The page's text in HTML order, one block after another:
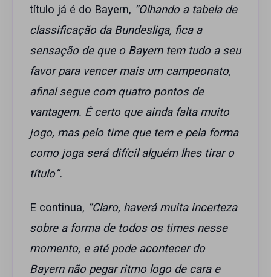
título já é do Bayern, “Olhando a tabela de
classificação da Bundesliga, fica a
sensação de que o Bayern tem tudo a seu
favor para vencer mais um campeonato,
afinal segue com quatro pontos de
vantagem. É certo que ainda falta muito
jogo, mas pelo time que tem e pela forma
como joga será difícil alguém lhes tirar o
título”.
E continua, “Claro, haverá muita incerteza
sobre a forma de todos os times nesse
momento, e até pode acontecer do
Bayern não pegar ritmo logo de cara e